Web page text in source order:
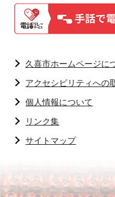
久喜市ホームページに
アクセシビリティへの
個人情報について
リンク集
サイトマップ